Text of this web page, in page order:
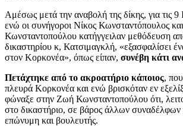
Αμέσως μετά την αναβολή της δίκης, για τις 9
ενώ οι συνήγοροι Νίκος Κωνσταντόπουλος
Κωνσταντοπούλου κατήγγειλαν μεθόδευση
δικαστηρίου κ, Κατσιμαγκλή, «εξασφαλίσει
στον Κορκονέα», όπως είπαν, συνέβη κάτι
Πετάχτηκε από το ακροατήριο κάποιος,
πλευρά Kορκονέα και ενώ βρισκόταν εν
φώναξε στην Ζωή Κωνσταντοπούλου ότι,
στο δικαστήριο, σε βάρος άλλων συναδέλφων
επώνυμη και βουλευτής.